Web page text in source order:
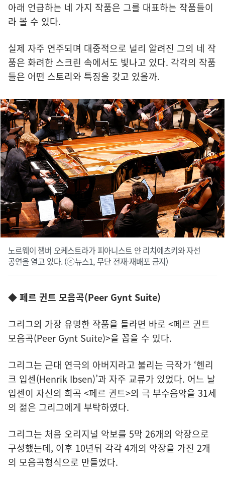
아래 언급하는 네 가지 작품은 그를 대표하는 작품들이
라 볼 수 있다.
실제 자주 연주되며 대중적으로 널리 알려진 그의 네 작
품은 화려한 스크린 속에서도 빛나고 있다. 각각의 작품
들은 어떤 스토리와 특징을 갖고 있을까.
노르웨이 챔버 오케스트라가 피아니스트 얀 리치에츠키와 자선
공연을 열고 있다. (ⓒ뉴스1, 무단 전재-재배포 금지)
◆ 페르 귄트 모음곡(Peer Gynt Suite)
그리그의 가장 유명한 작품을 들라면 바로 <페르 귄트
모음곡(Peer Gynt Suite)>을 꼽을 수 있다.
그리그는 근대 연극의 아버지라고 불리는 극작가 ‘헨리
크 입센(Henrik Ibsen)’과 자주 교류가 있었다. 어느 날
입센이 자신의 희곡 <페르 귄트>의 극 부수음악을 31세
의 젊은 그리그에게 부탁하였다.
그리그는 처음 오리지널 악보를 5막 26개의 악장으로
구성했는데, 이후 10년뒤 각각 4개의 악장을 가진 2개
의 모음곡형식으로 만들었다.